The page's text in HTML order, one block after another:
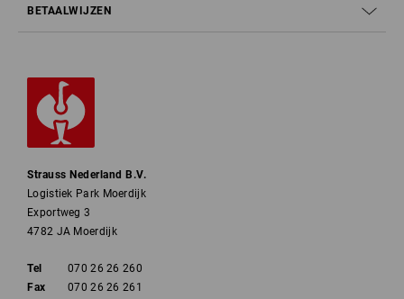
BETAALWIJZEN
Strauss Nederland B.V.
Logistiek Park Moerdijk
Exportweg 3
4782 JA Moerdijk
Tel
070 26 26 260
Fax
070 26 26 261